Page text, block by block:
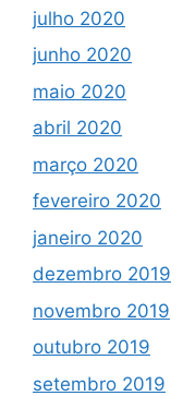
julho 2020
junho 2020
maio 2020
abril 2020
março 2020
fevereiro 2020
janeiro 2020
dezembro 2019
novembro 2019
outubro 2019
setembro 2019